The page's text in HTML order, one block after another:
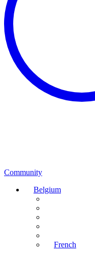
Community
Belgium
French